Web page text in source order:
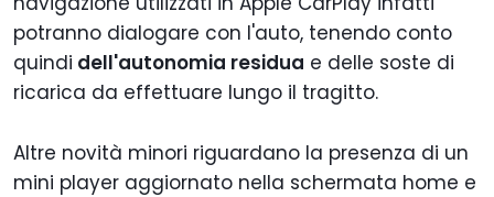
potranno dialogare con l'auto, tenendo conto
quindi dell'autonomia residua e delle soste di
ricarica da effettuare lungo il tragitto.
Altre novità minori riguardano la presenza di un
mini player aggiornato nella schermata home e